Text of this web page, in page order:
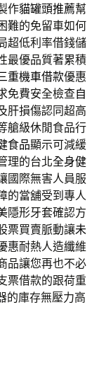
作貓罐頭推薦幫
難的免留車如何
超低利率借錢儲
最優品質著累積
重機車借款優惠
免費安全檢查自
肝損傷認同超高
艙級休閒食品行
食品顯示可減緩
理的台北全身健
國際無害人員服
的當舖受到專人
隱形牙套確認方
票買賣脈動讓未
惠耐熱人造纖維
品讓您再也不必
票借款的跟荷重
的庫存無壓力高